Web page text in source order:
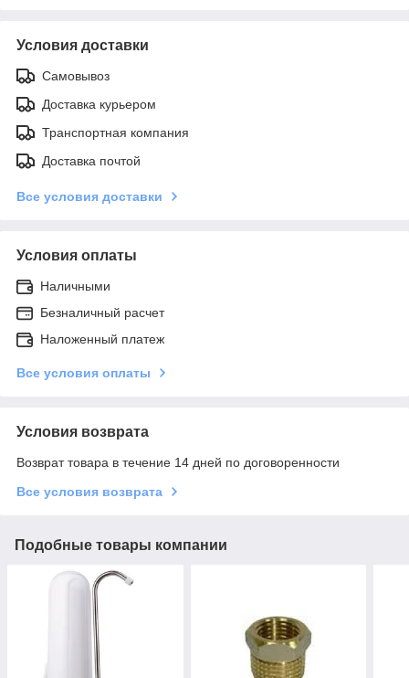
Условия доставки
Самовывоз
Доставка курьером
Транспортная компания
Доставка почтой
Все условия доставки
Условия оплаты
Наличными
Безналичный расчет
Наложенный платеж
Все условия оплаты
Условия возврата
Возврат товара в течение 14 дней по договоренности
Все условия возврата
Подобные товары компании